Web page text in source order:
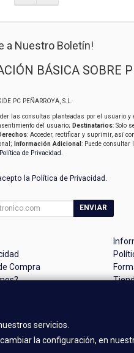
servicios.
la configuración, en
a Nuestro Boletín!
BÁSICA SOBRE
PC PEÑARROYA, S.L.
las consultas planteadas por el usuario
del usuario; Destinatarios: Solo
: Acceder, rectificar y suprimir, así
Información Adicional : Puede consultar
Política de Privacidad
la Política de Privacidad
ENVIAR
Compra
, , , , España. -